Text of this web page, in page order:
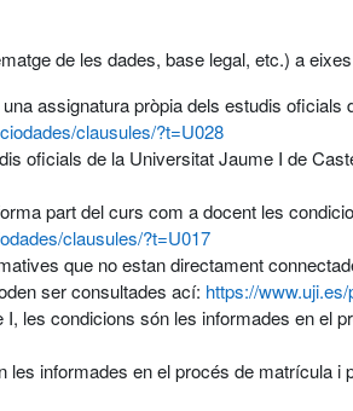
de les dades, base legal, etc.) a
assignatura pròpia dels estudis
clausules/?t=U028
oficials de la Universitat Jaume I de
part del curs com a docent les
clausules/?t=U017
que no estan directament
ser consultades ací: https://
les condicions són les informades en el
informades en el procés de matrícula i